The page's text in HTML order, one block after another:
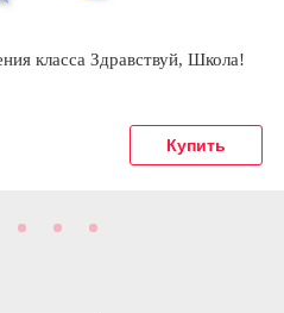
класса Здравствуй, Школа!